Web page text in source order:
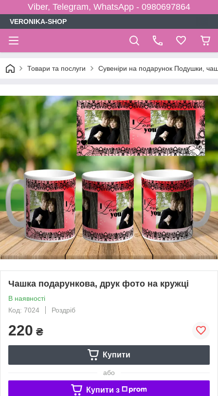
Viber, Telegram, WhatsApp - 0980697864
VERONIKA-SHOP
Товари та послуги Сувеніри на подарунок Подушки,
Чашка подарункова, друк фото на кружці
В наявності
Код: 7024
Роздріб
220 ₴
Купити
або
Купити з